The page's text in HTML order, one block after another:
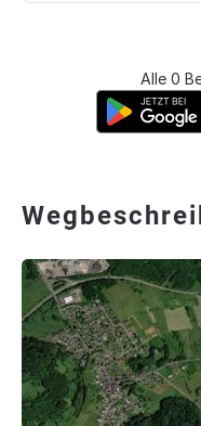
Alle 0